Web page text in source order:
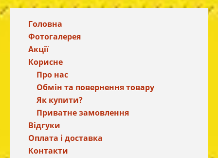
Головна
Фотогалерея
Акції
Корисне
Про нас
Обмін та повернення товару
Як купити?
Приватне замовлення
Відгуки
Оплата і доставка
Контакти